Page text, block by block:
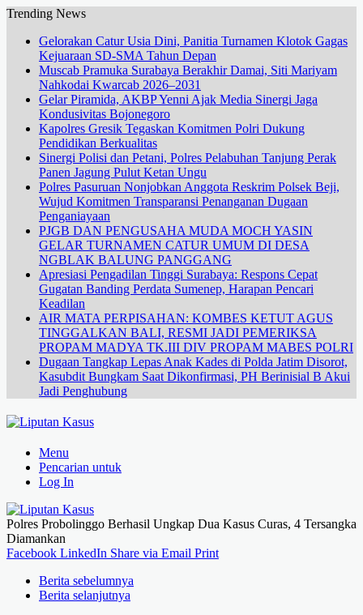
Trending News
Gelorakan Catur Usia Dini, Panitia Turnamen Klotok Gagas
Kejuaraan SD-SMA Tahun Depan
Muscab Pramuka Surabaya Berakhir Damai, Siti Mariyam
Nahkodai Kwarcab 2026–2031
Gelar Piramida, AKBP Yenni Ajak Media Sinergi Jaga
Kondusivitas Bojonegoro
Kapolres Gresik Tegaskan Komitmen Polri Dukung
Pendidikan Berkualitas
Sinergi Polisi dan Petani, Polres Pelabuhan Tanjung Perak
Panen Jagung Pulut Ketan Ungu
Polres Pasuruan Nonjobkan Anggota Reskrim Polsek Beji,
Wujud Komitmen Transparansi Penanganan Dugaan
Penganiayaan
PJGB DAN PENGUSAHA MUDA MOCH YASIN
GELAR TURNAMEN CATUR UMUM DI DESA
NGBLAK BALUNG PANGGANG
Apresiasi Pengadilan Tinggi Surabaya: Respons Cepat
Gugatan Banding Perdata Sumenep, Harapan Pencari
Keadilan
AIR MATA PERPISAHAN: KOMBES KETUT AGUS
TINGGALKAN BALI, RESMI JADI PEMERIKSA
PROPAM MADYA TK.III DIV PROPAM MABES POLRI
Dugaan Tangkap Lepas Anak Kades di Polda Jatim Disorot,
Kasubdit Bungkam Saat Dikonfirmasi, PH Berinisial B Akui
Jadi Penghubung
Menu
Pencarian untuk
Log In
Polres Probolinggo Berhasil Ungkap Dua Kasus Curas, 4 Tersangka
Diamankan
Facebook LinkedIn Share via Email Print
Berita sebelumnya
Berita selanjutnya